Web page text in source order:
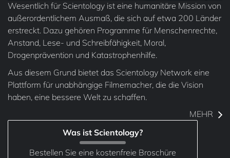
Wesentlich für Scientology ist eine humanitäre Mission von
außerordentlichem Ausmaß, die sich auf etwa 200 Länder
erstreckt. Dazu gehören Programme für Menschenrechte,
Anstand, Lese- und Schreibfähigkeit, Moral,
Drogenprävention und Katastrophenhilfe.
Aus diesem Grund bietet das Scientology Network eine
Plattform für unabhängige Filmemacher, die die Vision
haben, eine bessere Welt zu schaffen.
MEHR
Was ist Scientology?
Bestellen Sie eine kostenfreie Broschüre